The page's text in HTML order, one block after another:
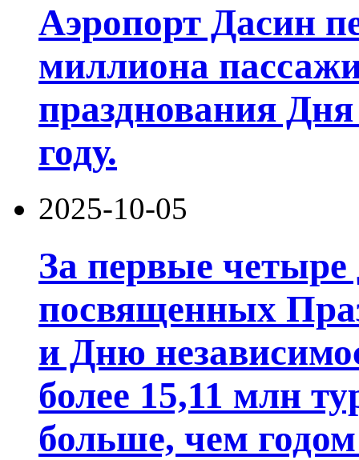
Аэропорт Дасин
миллиона
празднования
году.
2025-10-05
За первые четыре
посвященных
и Дню
более 15,11 млн
больше, чем